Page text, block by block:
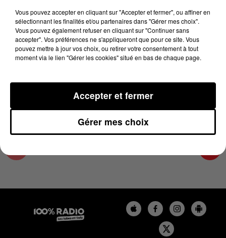
16 mai 2025 - 1 min 15 sec
L'AGENDA DE TOULOUSE DU 16/05/2025 À
16H37
L'agenda de Toulouse
Vous pouvez accepter en cliquant sur "Accepter et fermer", ou affiner en
sélectionnant les finalités et/ou partenaires dans "Gérer mes choix".
Vous pouvez également refuser en cliquant sur "Continuer sans
accepter". Vos préférences ne s'appliqueront que pour ce site. Vous
pouvez mettre à jour vos choix, ou retirer votre consentement à tout
moment via le lien "Gérer les cookies" situé en bas de chaque page.
Gérer mes choix
Accepter et fermer